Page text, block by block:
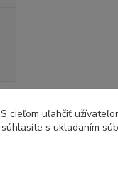
S cieľom uľahčiť
súhlasíte s ukladaním